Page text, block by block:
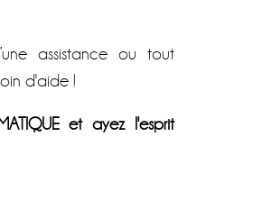
assistance ou tout
d'aide !
et ayez l'esprit